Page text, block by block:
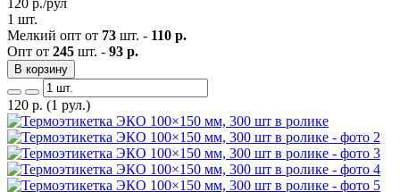
1 шт.
Мелкий опт от 73 шт. - 110 р.
Опт от 245 шт. - 93 р.
В корзину
120 р. (1 рул.)